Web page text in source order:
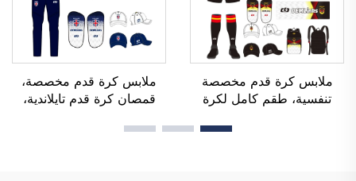
ملابس كرة قدم مخصصة
تنفسية، طقم كامل لكرة
القدم، تيشيرتات كرة قدم،
ملابس كرة قدم مخصصة،
قمصان كرة قدم تايلاندية،
القدم، بدلة رياضية لكرة